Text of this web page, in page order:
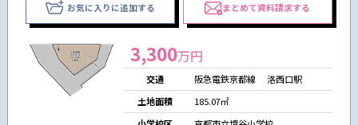
お気に入りに追加する まとめて資料請求する
3,300万円
交通
阪急電鉄京都線 洛西口駅
土地面積
185.07㎡